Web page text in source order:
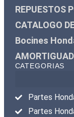
REPUESTOS
CATALOGO
Bocines
CATEGORIAS
Partes
Partes